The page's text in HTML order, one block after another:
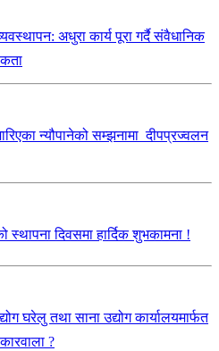
अधुरा कार्य पूरा गर्दै संवैधानिक
न्यौपानेको सम्झनामा दीपप्रज्वलन
दिवसमा हार्दिक शुभकामना !
घरेलु तथा साना उद्योग कार्यालयमार्फत
?